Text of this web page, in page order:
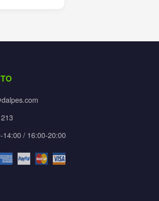
14:00 / 16:00-20:00